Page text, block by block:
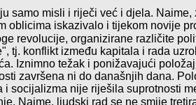
samo misli i riječi već i djela. Naime,
oblicima iskazivalo i tijekom novije
revolucije, organizirane različite
tj. konflikt između kapitala i rada
Iznimno težak i ponižavajući položaj
završena ni do današnjih dana.
socijalizma nije riješila suprotnosti
. Naime, ljudski rad se ne smije